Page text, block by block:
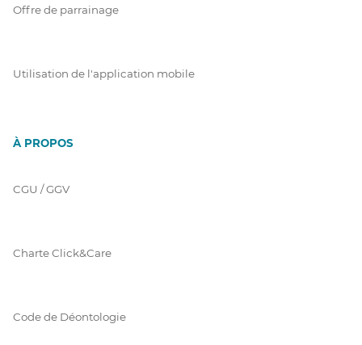
Offre de parrainage
Utilisation de l'application mobile
À PROPOS
CGU / GGV
Charte Click&Care
Code de Déontologie